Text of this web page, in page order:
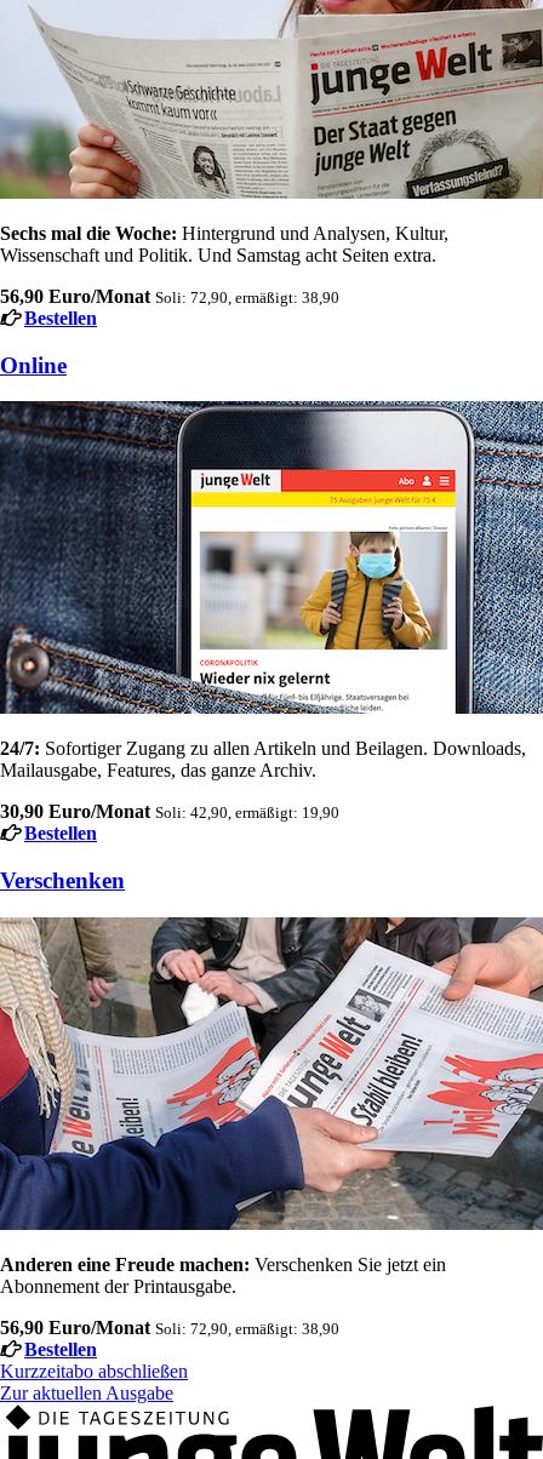
Sechs mal die Woche: Hintergrund und Analysen, Kultur,
Wissenschaft und Politik. Und Samstag acht Seiten extra.
56,90 Euro/Monat Soli: 72,90, ermäßigt: 38,90
Bestellen
Online
24/7: Sofortiger Zugang zu allen Artikeln und Beilagen. Downloads,
Mailausgabe, Features, das ganze Archiv.
30,90 Euro/Monat Soli: 42,90, ermäßigt: 19,90
Bestellen
Verschenken
Anderen eine Freude machen: Verschenken Sie jetzt ein
Abonnement der Printausgabe.
56,90 Euro/Monat Soli: 72,90, ermäßigt: 38,90
Bestellen
Kurzzeitabo abschließen
Zur aktuellen Ausgabe